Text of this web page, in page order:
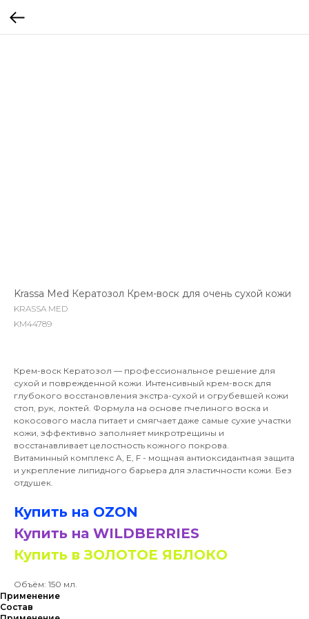
Krassa Med Кератозол Крем-воск для очень сухой кожи
KRASSA MED
KM44789
Крем-воск Кератозол — профессиональное решение для
сухой и поврежденной кожи. Интенсивный крем-воск для
глубокого восстановления экстра-сухой и огрубевшей кожи
стоп, рук, локтей. Формула на основе пчелиного воска и
кокосового масла питает и смягчает даже самые сухие участки
кожи, эффективно заполняет микротрещины и
восстанавливает целостность кожного покрова.
Витаминный комплекс A, E, F - мощная антиоксидантная защита
и укрепление липидного барьера для эластичности кожи. Без
отдушек.
Купить на ОZON
Купить на WILDBERRIES
Купить в ЗОЛОТОЕ ЯБЛОКО
Объём: 150 мл.
Применение
Состав